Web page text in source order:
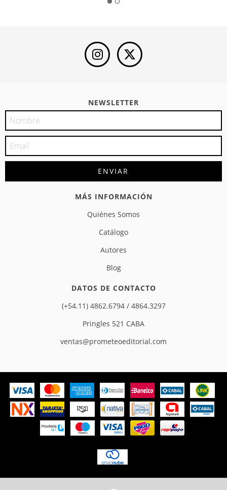
NEWSLETTER
MÁS INFORMACIÓN
Quiénes Somos
Catálogo
Autores
Blog
DATOS DE CONTACTO
(+54.11) 4862.6794 / 4864.3297
Pringles 521 CABA
ventas@prometeoeditorial.com